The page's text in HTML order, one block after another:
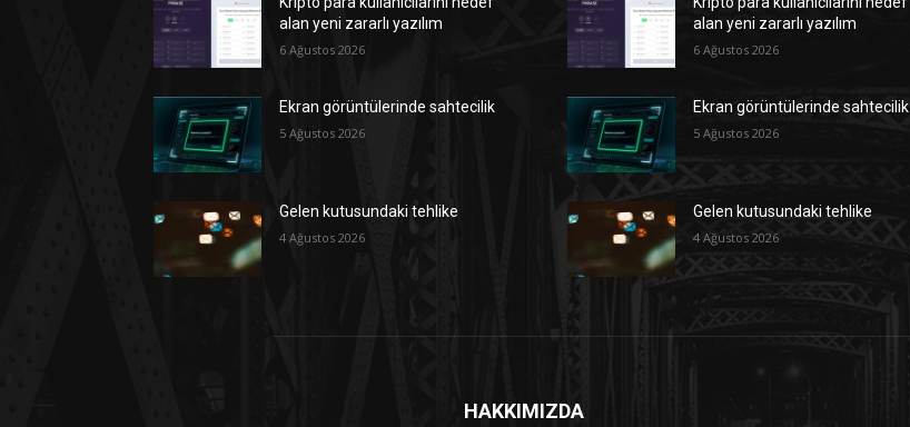
alan yeni zararlı yazılım
6 Ağustos 2026
Ekran görüntülerinde sahtecilik
5 Ağustos 2026
Gelen kutusundaki tehlike
4 Ağustos 2026
alan yeni zararlı yazılım
6 Ağustos 2026
Ekran görüntülerinde sahtecilik
5 Ağustos 2026
Gelen kutusundaki tehlike
4 Ağustos 2026
HAKKIMIZDA